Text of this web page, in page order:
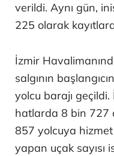
verildi. Aynı gün,
225 olarak
İzmir
salgının
yolcu barajı
hatlarda 8 bin 727
857 yolcuya hizmet
yapan uçak sayısı